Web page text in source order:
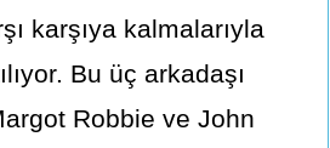
karşıya kalmalarıyla
Bu üç arkadaşı
Robbie ve John